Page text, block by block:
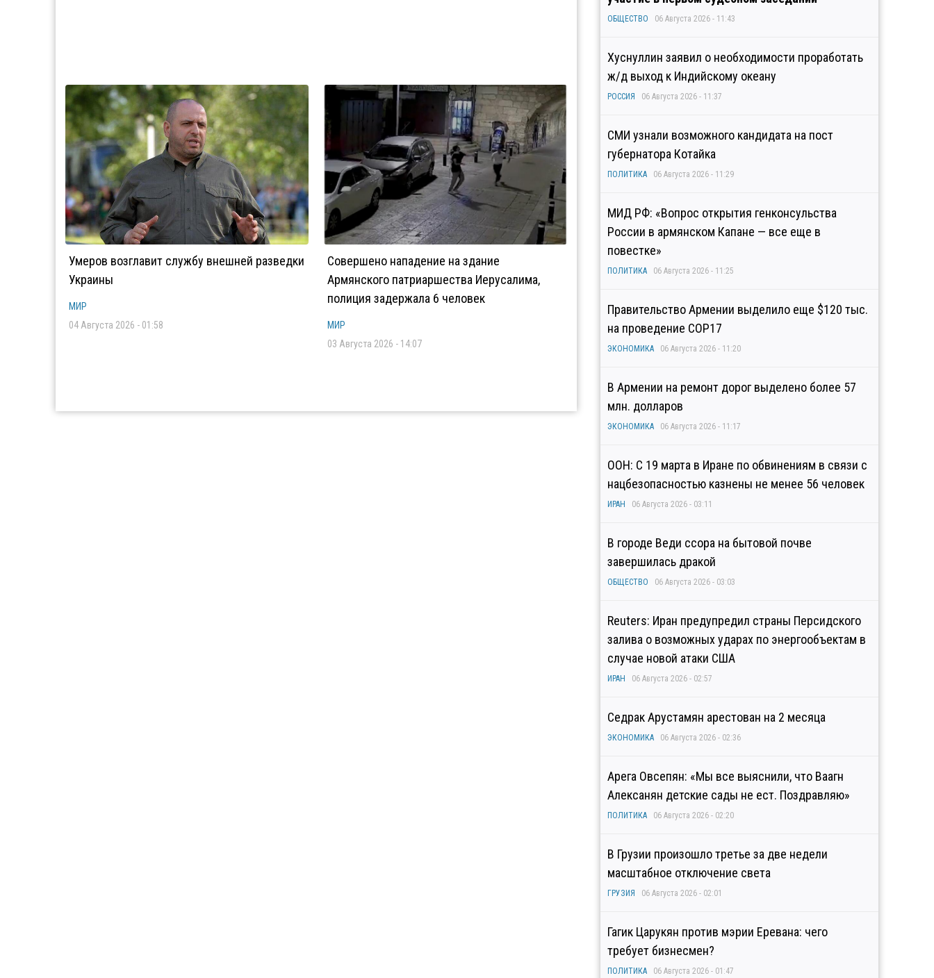
Умеров возглавит службу внешней разведки
Украины
МИР
04 Августа 2026 - 01:58
Совершено нападение на здание
Армянского патриаршества Иерусалима,
полиция задержала 6 человек
МИР
03 Августа 2026 - 14:07
ОБЩЕСТВО 06 Августа 2026 - 11:43
Хуснуллин заявил о необходимости проработать
ж/д выход к Индийскому океану
РОССИЯ 06 Августа 2026 - 11:37
СМИ узнали возможного кандидата на пост
губернатора Котайка
ПОЛИТИКА 06 Августа 2026 - 11:29
МИД РФ: «Вопрос открытия генконсульства
России в армянском Капане — все еще в
повестке»
ПОЛИТИКА 06 Августа 2026 - 11:25
Правительство Армении выделило еще $120 тыс.
на проведение COP17
ЭКОНОМИКА 06 Августа 2026 - 11:20
В Армении на ремонт дорог выделено более 57
млн. долларов
ЭКОНОМИКА 06 Августа 2026 - 11:17
ООН: С 19 марта в Иране по обвинениям в связи с
нацбезопасностью казнены не менее 56 человек
ИРАН 06 Августа 2026 - 03:11
В городе Веди ссора на бытовой почве
завершилась дракой
ОБЩЕСТВО 06 Августа 2026 - 03:03
Reuters: Иран предупредил страны Персидского
залива о возможных ударах по энергообъектам в
случае новой атаки США
ИРАН 06 Августа 2026 - 02:57
Седрак Арустамян арестован на 2 месяца
ЭКОНОМИКА 06 Августа 2026 - 02:36
Арега Овсепян: «Мы все выяснили, что Ваагн
Алексанян детские сады не ест. Поздравляю»
ПОЛИТИКА 06 Августа 2026 - 02:20
В Грузии произошло третье за две недели
масштабное отключение света
ГРУЗИЯ 06 Августа 2026 - 02:01
Гагик Царукян против мэрии Еревана: чего
требует бизнесмен?
ПОЛИТИКА 06 Августа 2026 - 01:47